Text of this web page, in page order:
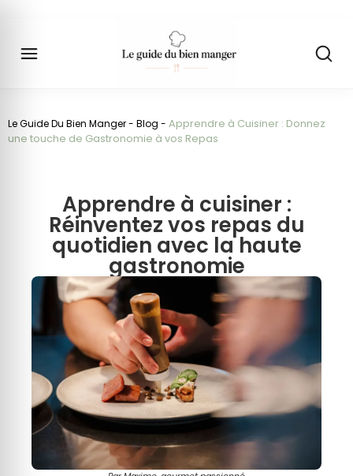
Le Guide Du Bien Manger- Blog - Apprendre à Cuisiner : Donnez
une touche de Gastronomie à vos Repas
Apprendre à cuisiner :
Réinventez vos repas du
quotidien avec la haute
gastronomie